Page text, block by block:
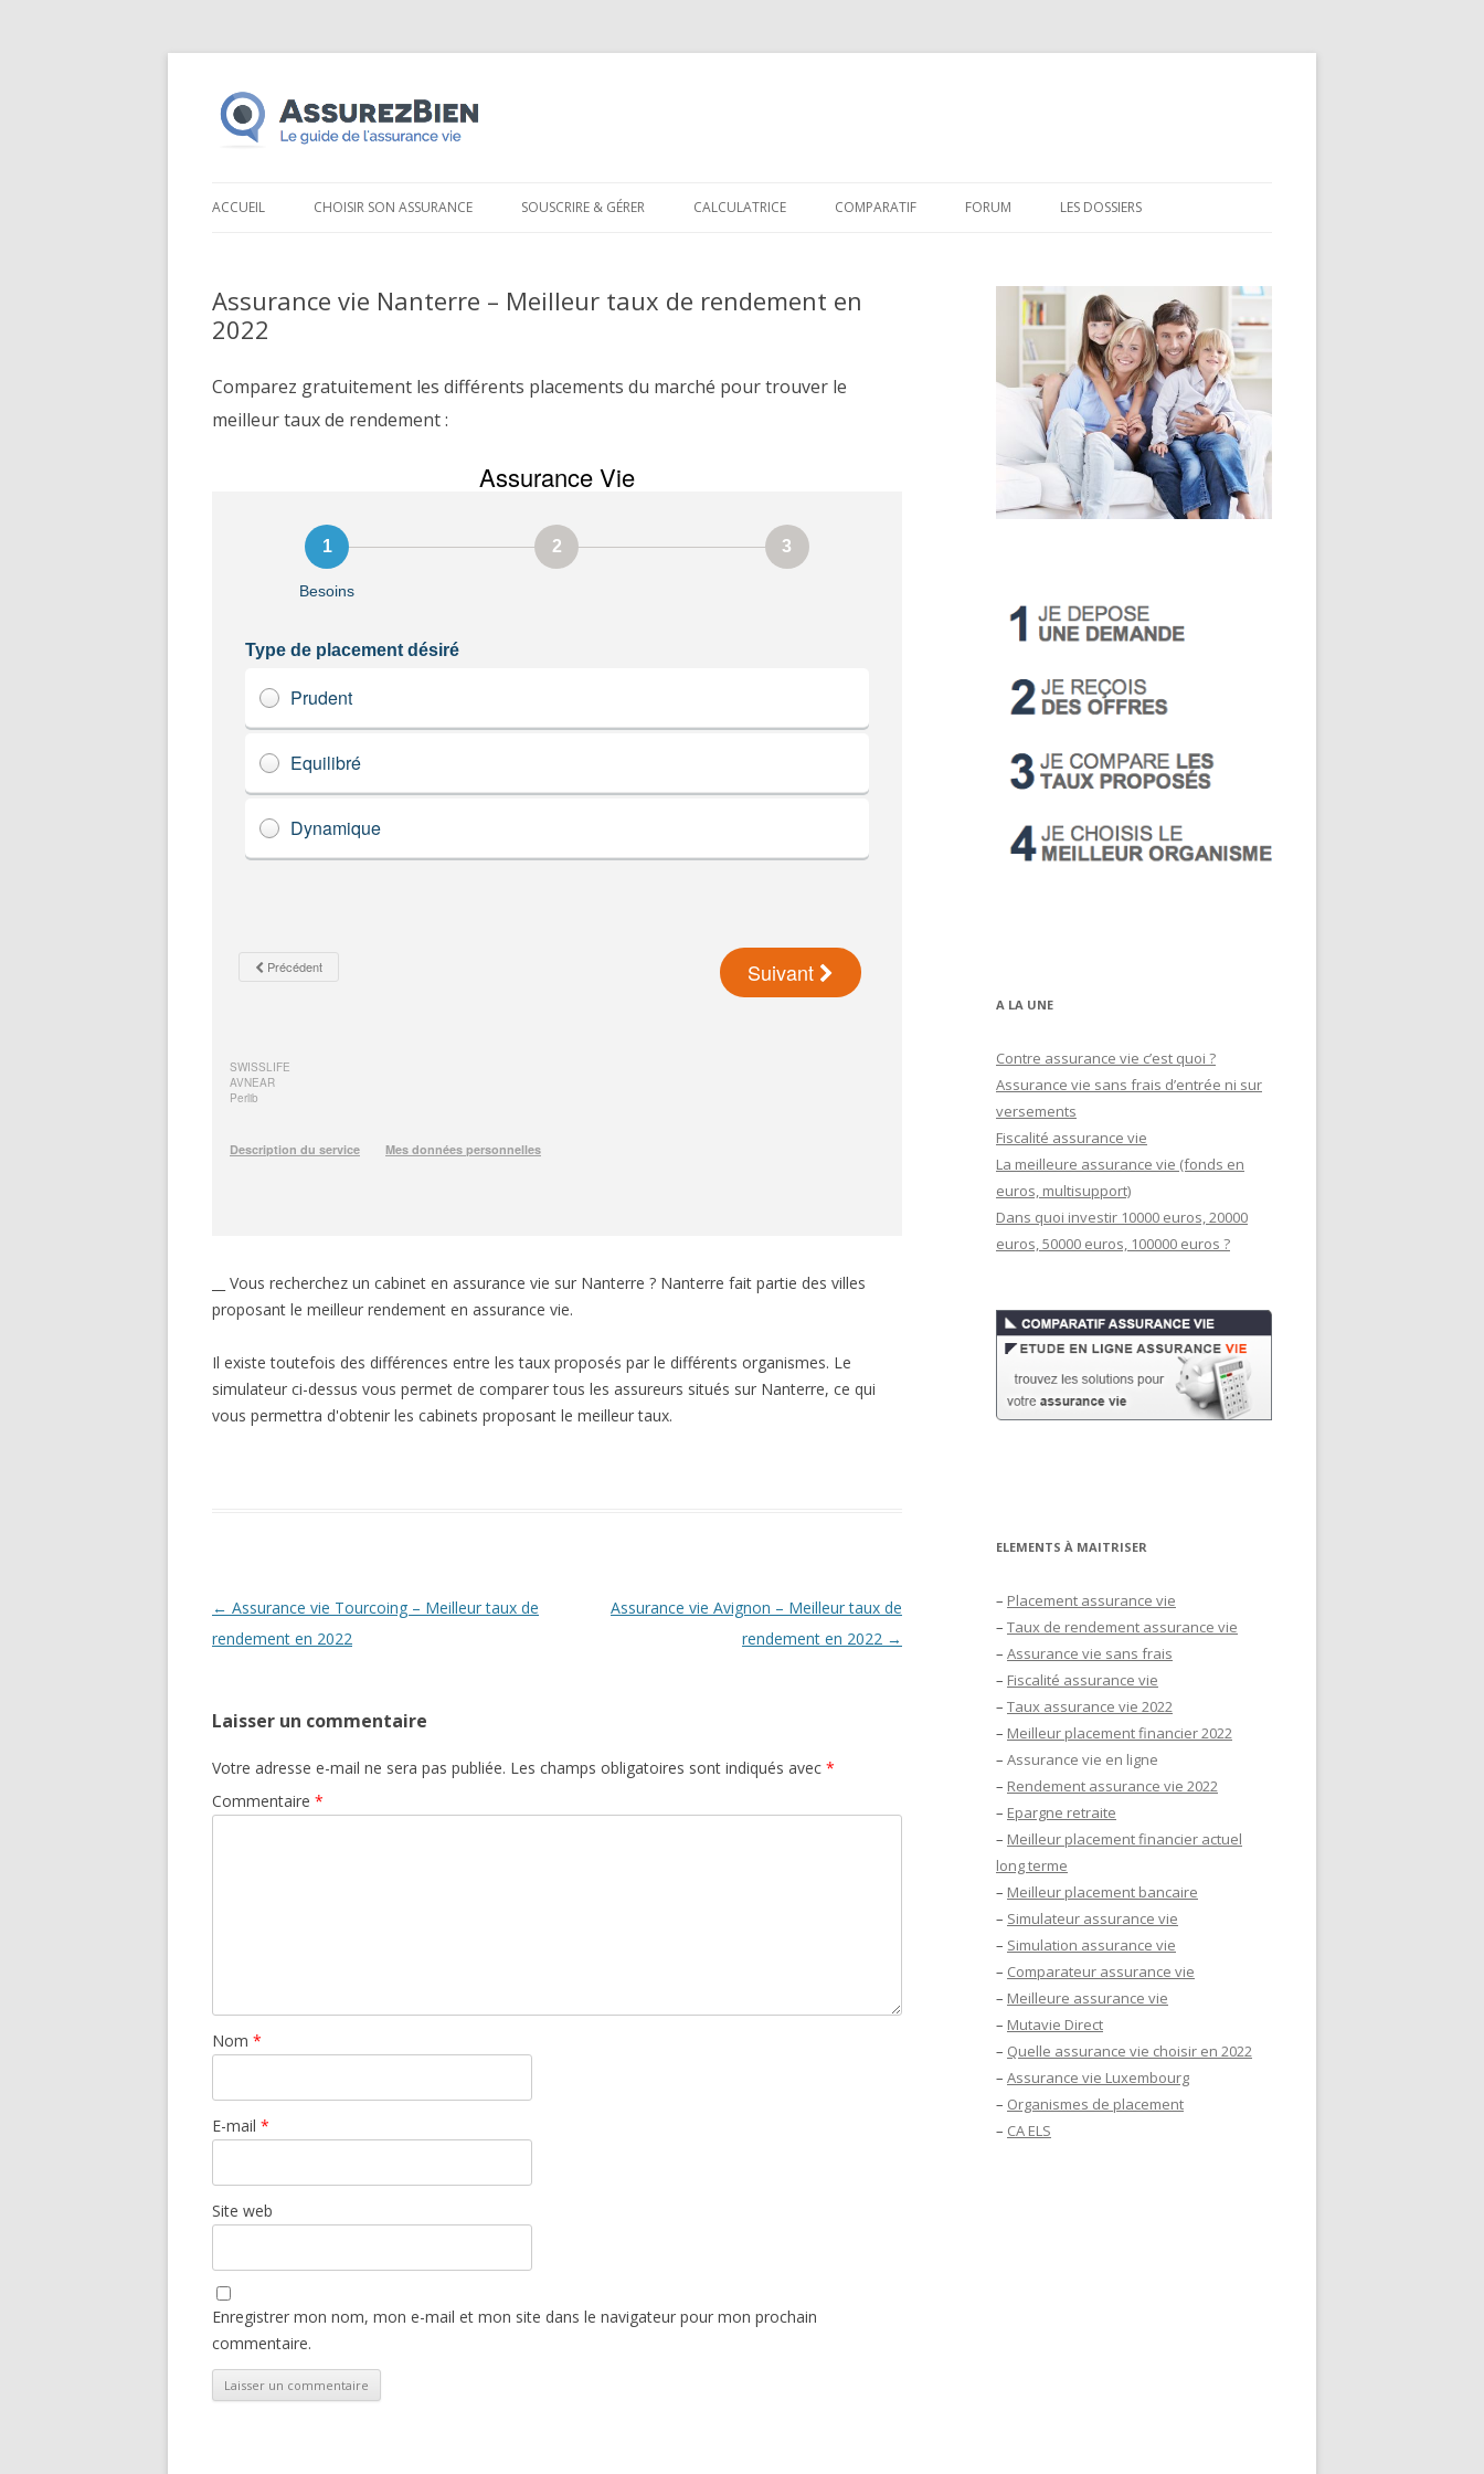
au
ACCUEIL CHOISIR SON ASSURANCE SOUSCRIRE & GÉRER CALCULATRICE COMPARATIF FORUM LES DOSSIERS
CODEVI
COMPTE À TERME
CSL
LDD
LEP
PEL
PERP
Assurance vie Nanterre – Meilleur taux de rendement en
2022
Comparez gratuitement les différents placements du marché pour trouver le
meilleur taux de rendement :
__ Vous recherchez un cabinet en assurance vie sur Nanterre ? Nanterre fait partie des villes
proposant le meilleur rendement en assurance vie.
Il existe toutefois des différences entre les taux proposés par le différents organismes. Le
simulateur ci-dessus vous permet de comparer tous les assureurs situés sur Nanterre, ce qui
vous permettra d'obtenir les cabinets proposant le meilleur taux.
Navigation
des
← Assurance vie Tourcoing – Meilleur taux de
rendement en 2022
Assurance vie Avignon – Meilleur taux de
rendement en 2022 →
Laisser un commentaire
Votre adresse e-mail ne sera pas publiée. Les champs obligatoires sont indiqués avec *
Commentaire *
Nom *
E-mail *
Site web
Enregistrer mon nom, mon e-mail et mon site dans le navigateur pour mon prochain
commentaire.
A LA UNE
Contre assurance vie c’est quoi ?
Assurance vie sans frais d’entrée ni sur
versements
Fiscalité assurance vie
La meilleure assurance vie (fonds en
euros, multisupport)
Dans quoi investir 10000 euros, 20000
euros, 50000 euros, 100000 euros ?
ELEMENTS À MAITRISER
– Placement assurance vie
– Taux de rendement assurance vie
– Assurance vie sans frais
– Fiscalité assurance vie
– Taux assurance vie 2022
– Meilleur placement financier 2022
– Assurance vie en ligne
– Rendement assurance vie 2022
– Epargne retraite
– Meilleur placement financier actuel
long terme
– Meilleur placement bancaire
– Simulateur assurance vie
– Simulation assurance vie
– Comparateur assurance vie
– Meilleure assurance vie
– Mutavie Direct
– Quelle assurance vie choisir en 2022
– Assurance vie Luxembourg
– Organismes de placement
– CA ELS